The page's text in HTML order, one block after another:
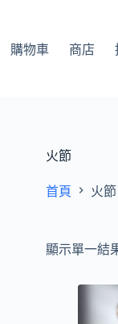
購物車 商店
火節
首頁 火節
顯示單一結